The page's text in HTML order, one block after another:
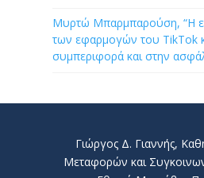
Μυρτώ Μπαρμπαρούση, “Η
των εφαρμογών του TikTok
συμπεριφορά και στην
Γιώργος Δ. Γιαννής,
Μεταφορών και